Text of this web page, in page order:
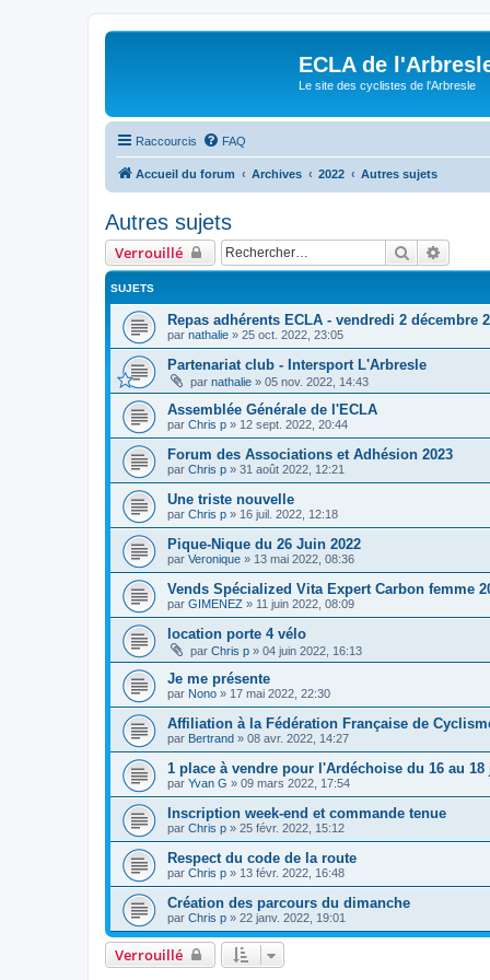
ECLA de
Le site des cyclistes de l'Arbresle
Raccourcis FAQ
Accueil du forum Archives 2022 Autres sujets
Autres sujets
Verrouillé Rechercher
SUJETS
Repas adhérents ECLA - vendredi 2 décembre
par nathalie » 25 oct. 2022, 23:05
Partenariat club - Intersport L'Arbresle
par nathalie » 05 nov. 2022, 14:43
Assemblée Générale de l'ECLA
par Chris p » 12 sept. 2022, 20:44
Forum des Associations et Adhésion 2023
par Chris p » 31 août 2022, 12:21
Une triste nouvelle
par Chris p » 16 juil. 2022, 12:18
Pique-Nique du 26 Juin 2022
par Veronique » 13 mai 2022, 08:36
Vends Spécialized Vita Expert Carbon femme
par GIMENEZ » 11 juin 2022, 08:09
location porte 4 vélo
par Chris p » 04 juin 2022, 16:13
Je me présente
par Nono » 17 mai 2022, 22:30
Affiliation à la Fédération Française de
par Bertrand » 08 avr. 2022, 14:27
1 place à vendre pour l'Ardéchoise du 16 au 18
par Yvan G » 09 mars 2022, 17:54
Inscription week-end et commande tenue
par Chris p » 25 févr. 2022, 15:12
Respect du code de la route
par Chris p » 13 févr. 2022, 16:48
Création des parcours du dimanche
par Chris p » 22 janv. 2022, 19:01
Verrouillé